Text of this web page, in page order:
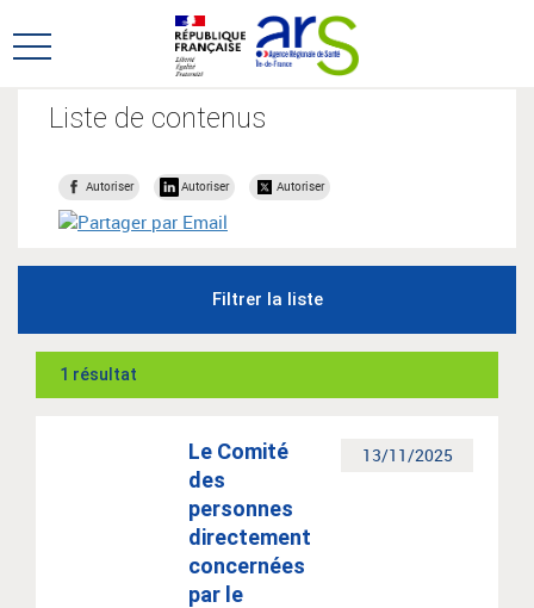
au
menu
au
contenu
Ouvrir
menu
principal
Liste de contenus
Autoriser Autoriser Autoriser
Filtrer la liste
1 résultat
13/11/2025
Le Comité
des
personnes
directement
concernées
par le